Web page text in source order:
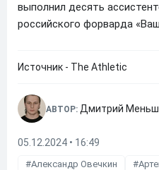
выполнил десять
российского форварда
Источник - The Athletic
АВТОР: Дмитрий
05.12.2024 • 16:49
Александр Овечкин